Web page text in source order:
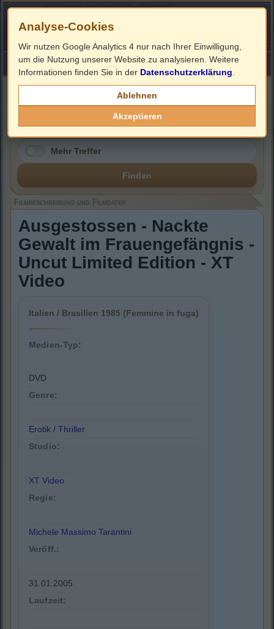
HOME ImpressumLinks
Filmbeschreibung, Cover & DVD Infos
Mehr Treffer
Finden
Filmbeschreibung und Filmdaten
Ausgestossen - Nackte
Gewalt im Frauengefängnis -
Uncut Limited Edition - XT
Video
Italien / Brasilien 1985 (Femmine in fuga)
Medien-Typ:
DVD
Genre:
Erotik / Thriller
Studio:
XT Video
Regie:
Michele Massimo Tarantini
Veröff.:
31.01.2005
Laufzeit:
Analyse-Cookies
Wir nutzen Google Analytics 4 nur nach Ihrer Einwilligung,
um die Nutzung unserer Website zu analysieren. Weitere
Informationen finden Sie in der Datenschutzerklärung
Ablehnen
Akzeptieren